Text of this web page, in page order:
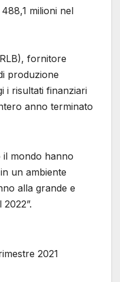
milioni nel
fornitore
produzione
i risultati finanziari
anno terminato
il mondo hanno
un ambiente
alla grande e
2021